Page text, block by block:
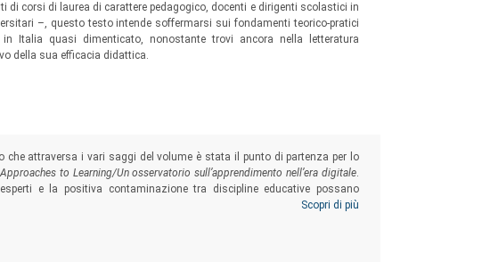
di corsi di laurea di carattere pedagogico, docenti e dirigenti scolastici in
–, questo testo intende soffermarsi sui fondamenti teorico-pratici
Italia quasi dimenticato, nonostante trovi ancora nella letteratura
della sua efficacia didattica.
che attraversa i vari saggi del volume è stata il punto di partenza per lo
to Learning/Un osservatorio sull’apprendimento nell’era digitale.
e la positiva contaminazione tra discipline educative possano
fornire alle giovani generazioni di allievi e studenti strumenti innovativi
spiragli di speranza in un successo scolastico ed educativo equo e
Scopri di più